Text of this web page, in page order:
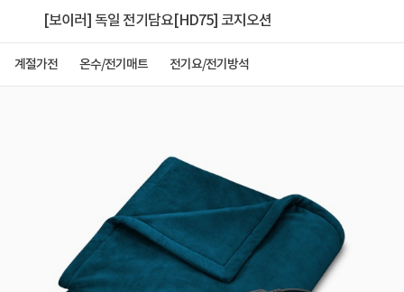
[보이러] 독일 전기담요[HD75] 코지오션
계절가전 온수/전기매트 전기요/전기방석